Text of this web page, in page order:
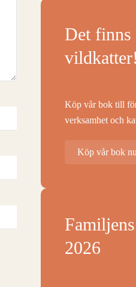
Det finns
vildkatter!
Köp vår bok till
verksamhet och
Köp vår bok
2026